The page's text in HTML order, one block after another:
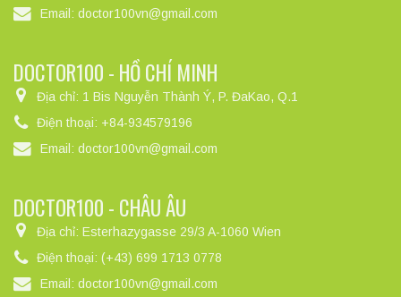
Email: doctor100vn@gmail.com
DOCTOR100 - HỒ CHÍ MINH
Địa chỉ: 1 Bis Nguyễn Thành Ý, P. ĐaKao, Q.1
Điện thoại: +84-934579196
Email: doctor100vn@gmail.com
DOCTOR100 - CHÂU ÂU
Địa chỉ: Esterhazygasse 29/3 A-1060 Wien
Điện thoại: (+43) 699 1713 0778
Email: doctor100vn@gmail.com